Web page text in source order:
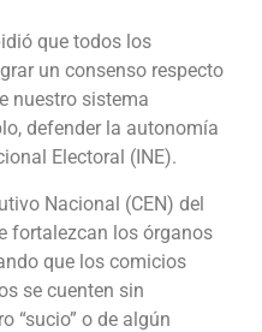
que todos los
un consenso respecto
nuestro sistema
defender la autonomía
Electoral (INE).
Nacional (CEN) del
fortalezcan los órganos
que los comicios
se cuenten sin
“sucio” o de algún